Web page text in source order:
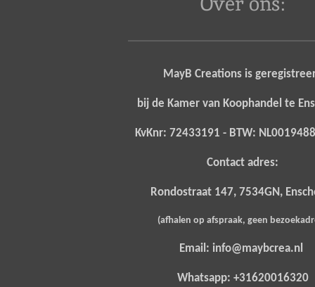
MayB Creations is
bij de Kamer van Koophandel te
KvKnr: 72433191 - BTW:
Contact adres:
Rondostraat 147, 7534GN,
(afhalen op afspraak, geen
Email: info@maybcrea.nl
Whatsapp: +31620016320